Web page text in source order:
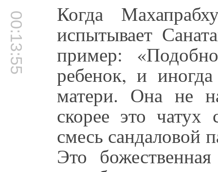
00:13:55 Когда
испытывает
пример:
ребенок, и
матери. Она не
скорее это чатух
смесь сандаловой
Это